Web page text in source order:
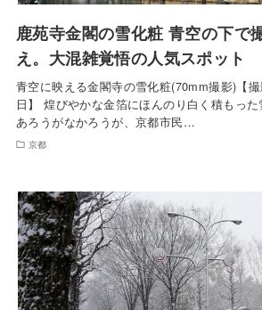
鹿苑寺金閣の雪化粧 青空の下で
え。大混雑覚悟の人気スポット
青空に映える金閣寺の雪化粧(70mm撮影)【
日】 煌びやかな金箔にほんのり白く積もっ
あろうがなかろうが、京都市民…
京都